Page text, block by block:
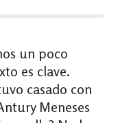
un poco
es clave.
casado con
Meneses